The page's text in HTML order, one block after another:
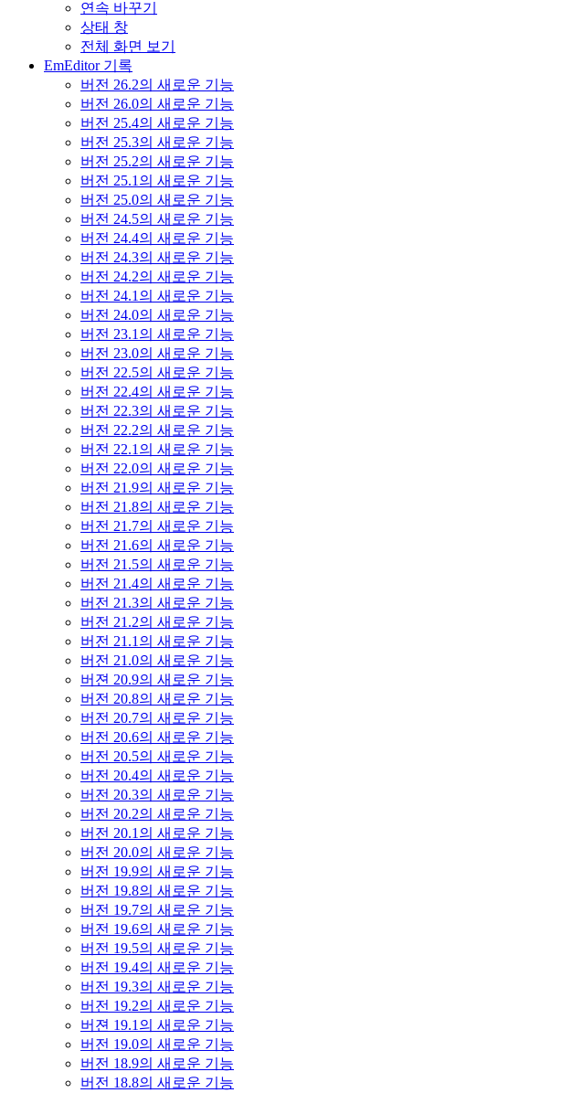
연속 바꾸기
상태 창
전체 화면 보기
EmEditor 기록
버전 26.2의 새로운 기능
버전 26.0의 새로운 기능
버전 25.4의 새로운 기능
버전 25.3의 새로운 기능
버전 25.2의 새로운 기능
버전 25.1의 새로운 기능
버전 25.0의 새로운 기능
버전 24.5의 새로운 기능
버전 24.4의 새로운 기능
버전 24.3의 새로운 기능
버전 24.2의 새로운 기능
버전 24.1의 새로운 기능
버전 24.0의 새로운 기능
버전 23.1의 새로운 기능
버전 23.0의 새로운 기능
버전 22.5의 새로운 기능
버전 22.4의 새로운 기능
버전 22.3의 새로운 기능
버전 22.2의 새로운 기능
버전 22.1의 새로운 기능
버전 22.0의 새로운 기능
버전 21.9의 새로운 기능
버전 21.8의 새로운 기능
버전 21.7의 새로운 기능
버전 21.6의 새로운 기능
버전 21.5의 새로운 기능
버전 21.4의 새로운 기능
버전 21.3의 새로운 기능
버전 21.2의 새로운 기능
버전 21.1의 새로운 기능
버전 21.0의 새로운 기능
버젼 20.9의 새로운 기능
버전 20.8의 새로운 기능
버전 20.7의 새로운 기능
버전 20.6의 새로운 기능
버전 20.5의 새로운 기능
버전 20.4의 새로운 기능
버전 20.3의 새로운 기능
버전 20.2의 새로운 기능
버전 20.1의 새로운 기능
버전 20.0의 새로운 기능
버전 19.9의 새로운 기능
버전 19.8의 새로운 기능
버전 19.7의 새로운 기능
버전 19.6의 새로운 기능
버전 19.5의 새로운 기능
버전 19.4의 새로운 기능
버전 19.3의 새로운 기능
버전 19.2의 새로운 기능
버젼 19.1의 새로운 기능
버전 19.0의 새로운 기능
버전 18.9의 새로운 기능
버전 18.8의 새로운 기능